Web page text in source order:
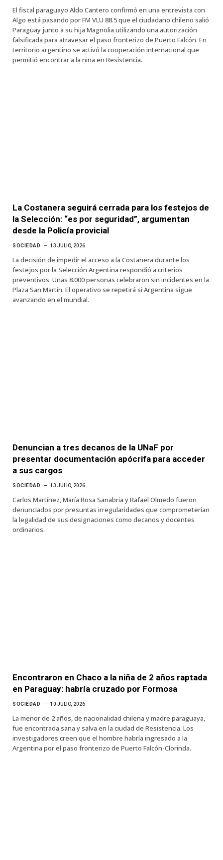
El fiscal paraguayo Aldo Cantero confirmó en una entrevista con
Algo está pasando por FM VLU 88.5 que el ciudadano chileno salió
Paraguay junto a su hija Magnolia utilizando una autorización
falsificada para atravesar el paso fronterizo de Puerto Falcón. En
territorio argentino se activó la cooperación internacional que
permitió encontrar a la niña en Resistencia.
La Costanera seguirá cerrada para los festejos de
la Selección: “es por seguridad”, argumentan
desde la Policía provicial
SOCIEDAD 13 JULIO, 2026
La decisión de impedir el acceso a la Costanera durante los
festejos por la Selección Argentina respondió a criterios
preventivos. Unas 8.000 personas celebraron sin incidentes en la
Plaza San Martín. El operativo se repetirá si Argentina sigue
avanzando en el mundial.
Denuncian a tres decanos de la UNaF por
presentar documentación apócrifa para acceder
a sus cargos
SOCIEDAD 13 JULIO, 2026
Carlos Martínez, María Rosa Sanabria y Rafael Olmedo fueron
denunciados por presuntas irregularidades que comprometerían
la legalidad de sus designaciones como decanos y docentes
ordinarios.
Encontraron en Chaco a la niña de 2 años raptada
en Paraguay: habría cruzado por Formosa
SOCIEDAD 10 JULIO, 2026
La menor de 2 años, de nacionalidad chilena y madre paraguaya,
fue encontrada sana y salva en la ciudad de Resistencia. Los
investigadores creen que el hombre habría ingresado a la
Argentina por el paso fronterizo de Puerto Falcón-Clorinda.